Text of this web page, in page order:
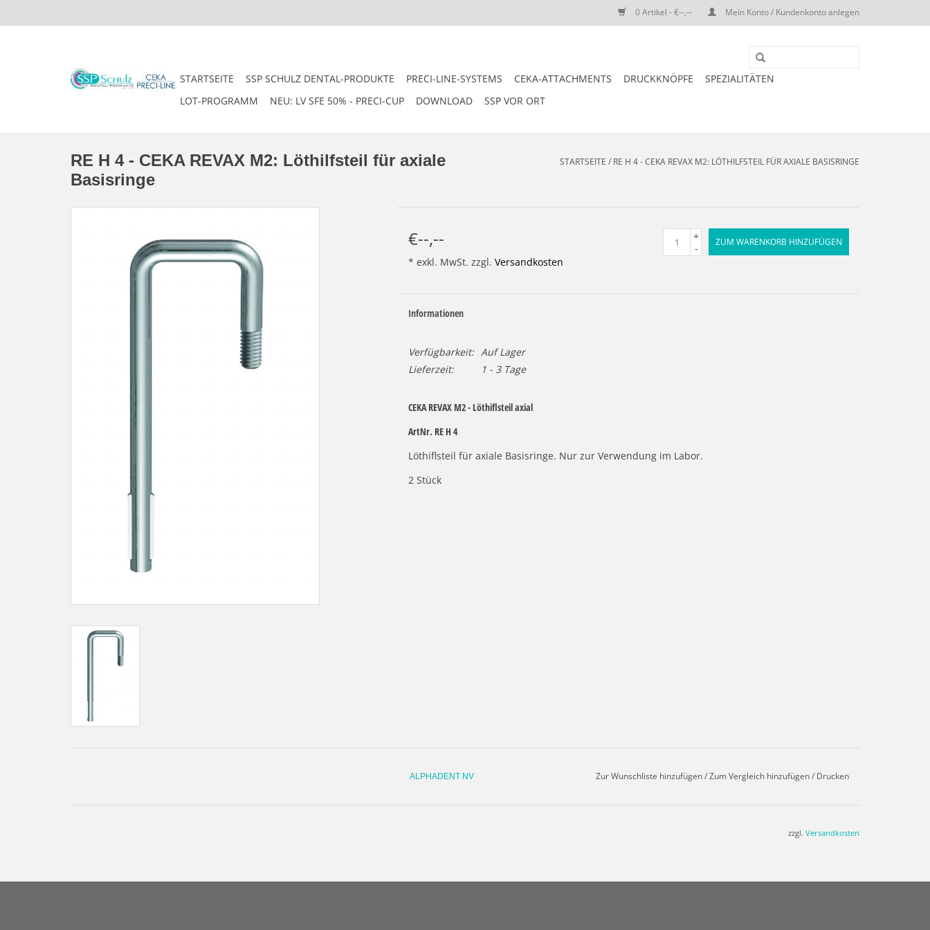
0 Artikel - €--,-- Mein Konto / Kundenkonto anlegen
STARTSEITE SSP SCHULZ DENTAL-PRODUKTE PRECI-LINE-SYSTEMS CEKA-ATTACHMENTS DRUCKKNÖPFE
SPEZIALITÄTEN
LOT-PROGRAMM
NEU: LV SFE 50% - PRECI-CUP DOWNLOAD SSP VOR ORT
RE H 4 - CEKA REVAX M2: Löthilfsteil für axiale
Basisringe
STARTSEITE / RE H 4 - CEKA REVAX M2: LÖTHILFSTEIL FÜR AXIALE BASISRINGE
€--,--
* exkl. MwSt. zzgl. Versandkosten
+
-
ZUM WARENKORB HINZUFÜGEN
Informationen
Verfügbarkeit: Auf Lager
Lieferzeit:
1 - 3 Tage
CEKA REVAX M2 - Löthiflsteil axial
ArtNr. RE H 4
Löthiflsteil für axiale Basisringe. Nur zur Verwendung im Labor.
2 Stück
ALPHADENT NV Zur Wunschliste hinzufügen/Zum Vergleich hinzufügen/ Drucken
zzgl. Versandkosten